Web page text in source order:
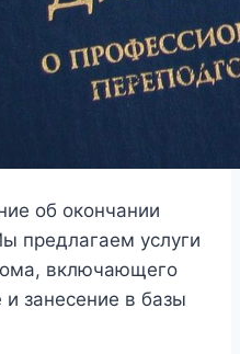
об окончании
предлагаем услуги
включающего
занесение в базы